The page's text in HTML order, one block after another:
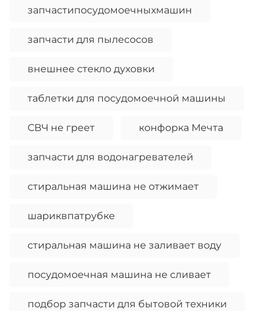
запчастипосудомоечныхмашин
запчасти для пылесосов
внешнее стекло духовки
таблетки для посудомоечной машины
СВЧ не греет конфорка Мечта
запчасти для водонагревателей
стиральная машина не отжимает
шариквпатрубке
стиральная машина не заливает воду
посудомоечная машина не сливает
подбор запчасти для бытовой техники